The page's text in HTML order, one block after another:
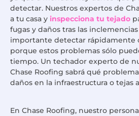
detectar. Nuestros expertos de
a tu casa y inspecciona tu tejado
fugas y daños tras las
importante detectar rápidamente
porque estos problemas sólo
tiempo. Un techador experto de
Chase Roofing sabrá qué
daños en la infraestructura o tejas
En Chase Roofing, nuestro